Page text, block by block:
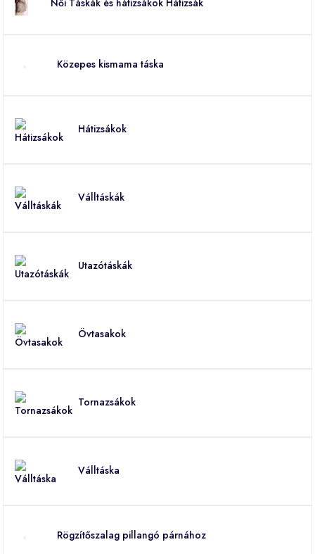
Közepes kismama táska
Hátizsákok
Válltáskák
Utazótáskák
Övtasakok
Tornazsákok
Válltáska
Rögzítőszalag pillangó párnához